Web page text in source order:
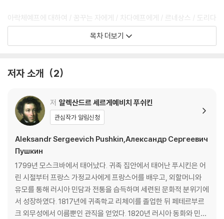
아락체예프에 대하여 / 꿈꾸는 자에게 / 차다예프에게 / 르네상스 / 도리다
/ 루살카 / 도리다에게
나는 아쉬워하지 않습니다 / 나는 희망을 견뎌내고 / 십계명 / 뮤즈 여신 /
궁전의 분수대에게 / 포도 / 오! 장미 아가씨, 나는 묶여 있는 몸 / 서적상과
시인의 대화
4장 상트페테르부르크 시절(1825~1837)
태운 편지 / 삶이 그대를 속일지라도 / 겨울바람 / 스텐카 라진의 노래 / 내
고향 땅 푸른 하늘 아래서 / 겨울 길 / 유모에게 / 1827년 10월 19일 / 깊은
시베리아 광산에서 / 평화롭고 슬프고 끝없는 초원에서 / 아리온 / 꾀꼬리
와 장미 / 너와 당신 / 미인이여, 내 앞에서 노래하지 마시오 / 꽃 / 그루지
아 언덕은 밤안개로 덮이고 / 나는 당신을 사랑했습니다, 사랑은 아마도 /
목차 더보기
저자 소개 2
저 알렉산드르 세르게예비치 푸쉬킨
관심작가 알림신청
Aleksandr Sergeevich Pushkin,Александр Сергеевич
Пушкин
1799년 모스크바에서 태어났다. 귀족 집안에서 태어난 푸시킨은 어
린 시절부터 프랑스 가정교사에게 프랑스어를 배우고, 외할머니와
유모를 통해 러시아 민담과 전통을 습득하며 세련된 문화적 분위기에
서 성장하였다. 1817년에 귀족학교 리체이를 졸업한 뒤 페테르부르
크 외무성에서 이름뿐인 관직을 얻었다. 1820년 러시아 동화와 민담